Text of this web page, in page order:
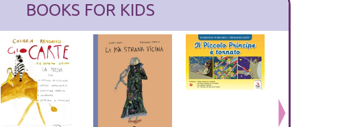
BOOKS FOR KIDS